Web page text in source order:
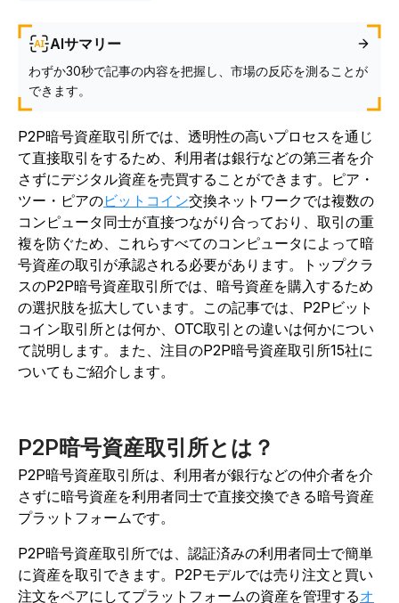
AIサマリー
わずか30秒で記事の内容を把握し、市場の反応を測ることが
できます。
P2P暗号資産取引所では、透明性の高いプロセスを通じ
て直接取引をするため、利用者は銀行などの第三者を介
さずにデジタル資産を売買することができます。ピア・
ツー・ピアのビットコイン交換ネットワークでは複数の
コンピュータ同士が直接つながり合っており、取引の重
複を防ぐため、これらすべてのコンピュータによって暗
号資産の取引が承認される必要があります。トップクラ
スのP2P暗号資産取引所では、暗号資産を購入するため
の選択肢を拡大しています。この記事では、P2Pビット
コイン取引所とは何か、OTC取引との違いは何かについ
て説明します。また、注目のP2P暗号資産取引所15社に
ついてもご紹介します。
P2P暗号資産取引所とは？
P2P暗号資産取引所は、利用者が銀行などの仲介者を介
さずに暗号資産を利用者同士で直接交換できる暗号資産
プラットフォームです。
P2P暗号資産取引所では、認証済みの利用者同士で簡単
に資産を取引できます。P2Pモデルでは売り注文と買い
注文をペアにしてプラットフォームの資産を管理するオ